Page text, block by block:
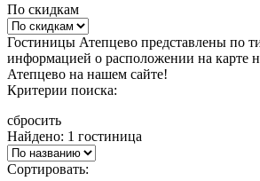
По скидкам
Гостиницы Атепцево представлены по
информацией о расположении на карте
Атепцево на нашем сайте!
Критерии поиска:
сбросить
Найдено: 1 гостиница
Сортировать: